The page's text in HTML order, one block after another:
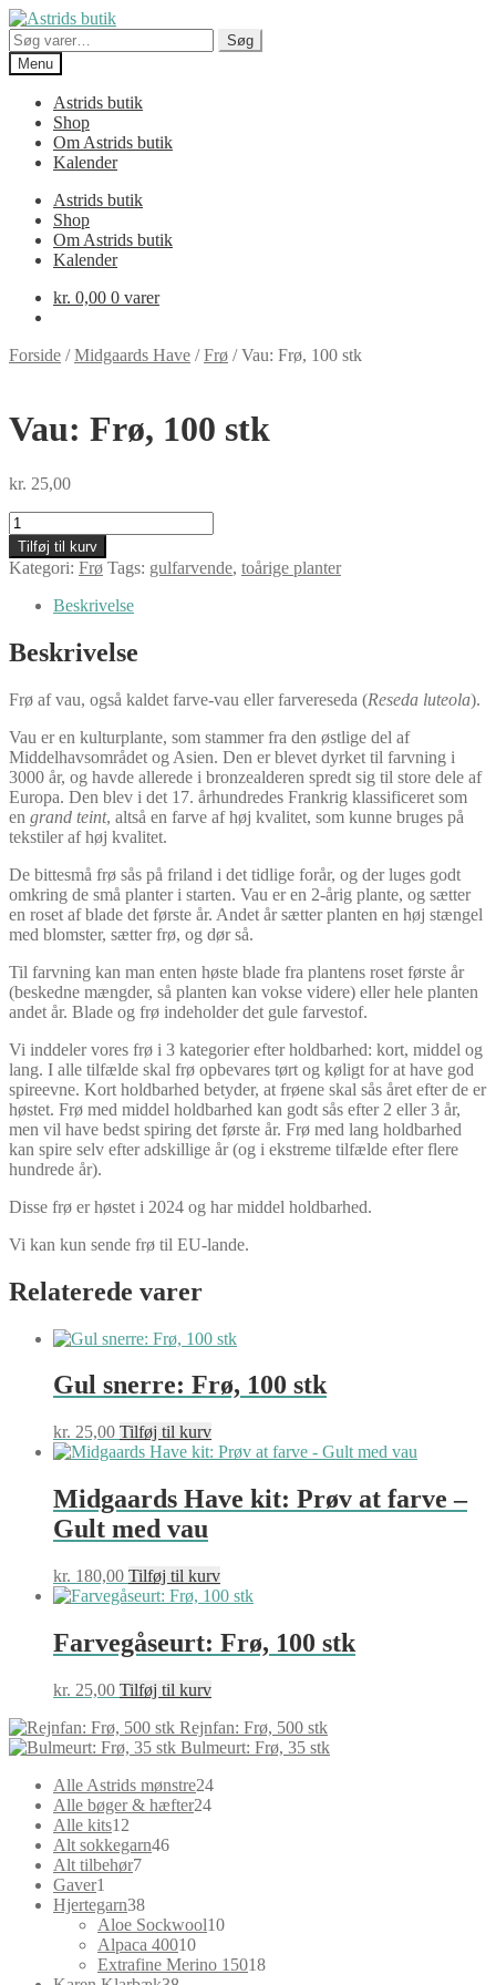
Spring
til
navigation
Spring
til
indhold
Søg
efter:
Søg
Menu
Astrids butik
Shop
Om Astrids butik
Kalender
Astrids butik
Shop
Om Astrids butik
Kalender
kr. 0,00 0 varer
Forside /Midgaards Have /Frø /Vau: Frø, 100 stk
Vau: Frø, 100 stk
kr. 25,00
Vau:
Frø,
100
stk
antal
Tilføj til kurv
Kategori: Frø Tags: gulfarvende, toårige planter
Beskrivelse
Beskrivelse
Frø af vau, også kaldet farve-vau eller farvereseda (Reseda luteola).
Vau er en kulturplante, som stammer fra den østlige del af
Middelhavsområdet og Asien. Den er blevet dyrket til farvning i
3000 år, og havde allerede i bronzealderen spredt sig til store dele af
Europa. Den blev i det 17. århundredes Frankrig klassificeret som
en grand teint, altså en farve af høj kvalitet, som kunne bruges på
tekstiler af høj kvalitet.
De bittesmå frø sås på friland i det tidlige forår, og der luges godt
omkring de små planter i starten. Vau er en 2-årig plante, og sætter
en roset af blade det første år. Andet år sætter planten en høj stængel
med blomster, sætter frø, og dør så.
Til farvning kan man enten høste blade fra plantens roset første år
(beskedne mængder, så planten kan vokse videre) eller hele planten
andet år. Blade og frø indeholder det gule farvestof.
Vi inddeler vores frø i 3 kategorier efter holdbarhed: kort, middel og
lang. I alle tilfælde skal frø opbevares tørt og køligt for at have god
spireevne. Kort holdbarhed betyder, at frøene skal sås året efter de er
høstet. Frø med middel holdbarhed kan godt sås efter 2 eller 3 år,
men vil have bedst spiring det første år. Frø med lang holdbarhed
kan spire selv efter adskillige år (og i ekstreme tilfælde efter flere
hundrede år).
Disse frø er høstet i 2024 og har middel holdbarhed.
Vi kan kun sende frø til EU-lande.
Relaterede varer
Gul snerre: Frø, 100 stk
kr. 25,00 Tilføj til kurv
Midgaards Have kit: Prøv at farve –
Gult med vau
kr. 180,00 Tilføj til kurv
Farvegåseurt: Frø, 100 stk
kr. 25,00 Tilføj til kurv
Rejnfan: Frø, 500 stk
Bulmeurt: Frø, 35 stk
Alle Astrids mønstre2424
Alle bøger & hæfter2424
Alle kits12
varer
Alt sokkegarn4646
Alt tilbehør77
Gaver1
vare
Hjertegarn3838
varer
Aloe Sockwool1010
Alpaca 4001010
varer
Extrafine Merino 1501818